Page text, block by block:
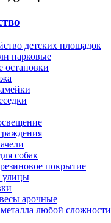
детских площадок
парковые
остановки
собак
покрытие
улицы
арочные
любой сложности